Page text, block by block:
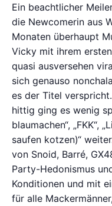
Ein beachtlicher
die Newcomerin aus
Monaten überhaupt
Vicky mit ihrem
quasi ausversehen
sich genauso
es der Titel
hittig ging es wenig
blaumachen“, „FKK“,
saufen kotzen)“
von Snoid, Barré,
Party-Hedonismus
Konditionen und mit
für alle